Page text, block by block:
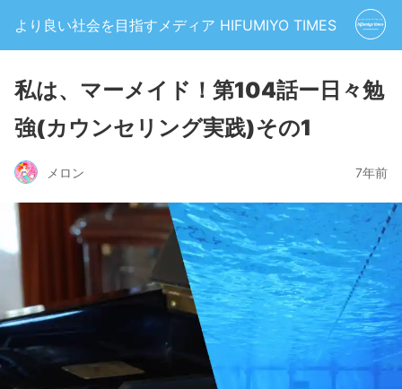
より良い社会を目指すメディア HIFUMIYO TIMES
私は、マーメイド！第104話ー日々勉
強(カウンセリング実践)その1
メロン 7年前